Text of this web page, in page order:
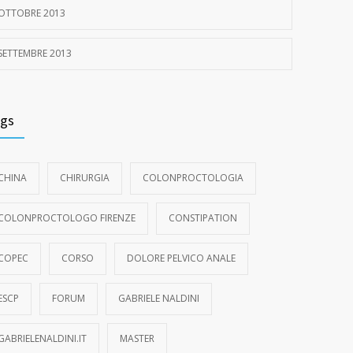
2013
2013
CHIRURGIA COLONPROCTOLOGIA
FIRENZE CONSTIPATION
CORSO DOLORE PELVICO ANALE
FORUM GABRIELE NALDINI
MASTER